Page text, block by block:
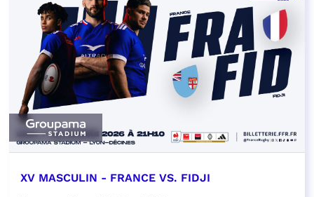
XV MASCULIN - FRANCE VS. FIDJI